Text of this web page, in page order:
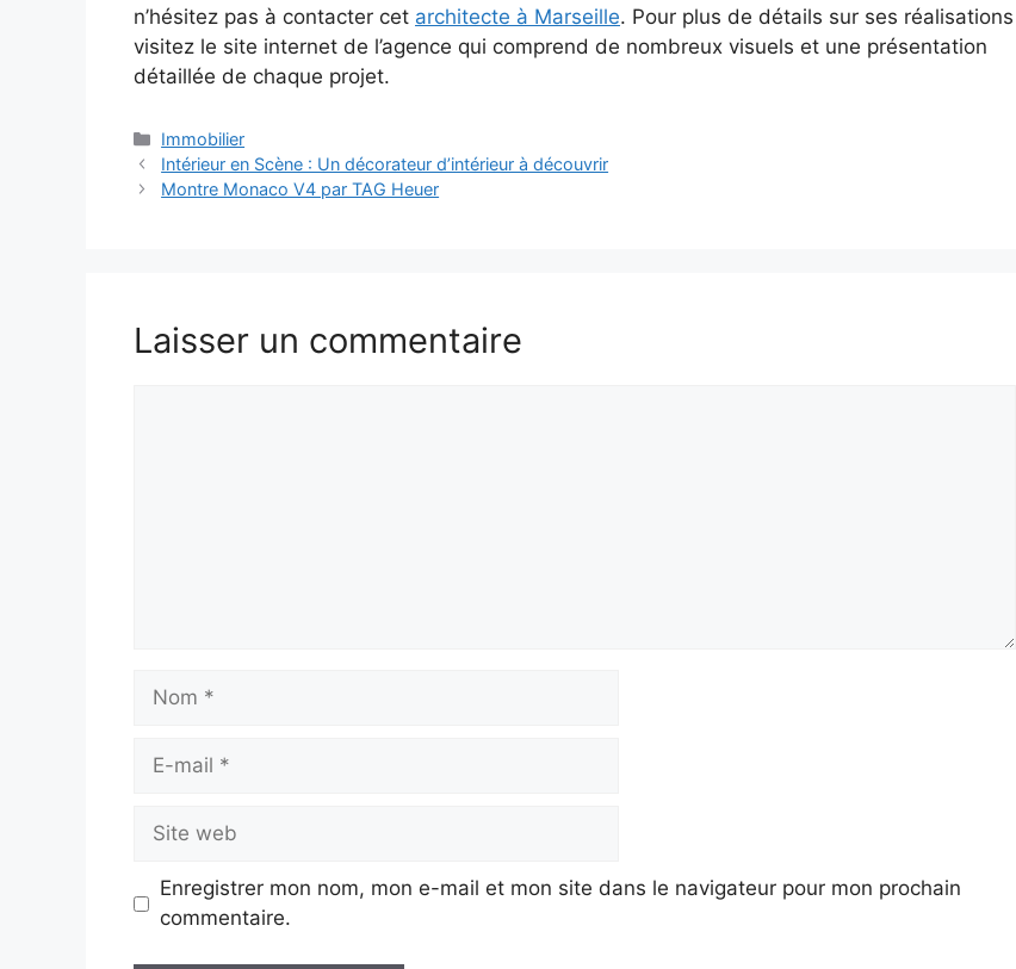
n’hésitez pas à contacter cet architecte à Marseille. Pour plus de détails sur ses réalisations
visitez le site internet de l’agence qui comprend de nombreux visuels et une présentation
détaillée de chaque projet.
Catégories
Immobilier
Intérieur en Scène : Un décorateur d’intérieur à découvrir
Montre Monaco V4 par TAG Heuer
Laisser un commentaire
Nom
Site
web
Enregistrer mon nom, mon e-mail et mon site dans le navigateur pour mon prochain
commentaire.